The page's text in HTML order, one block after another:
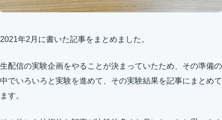
2021年2月に書いた記事をまとめました。
生配信の実験企画をやることが決まっていたため、その準備の
中でいろいろと実験を進めて、その実験結果を記事にまとめて
ます。